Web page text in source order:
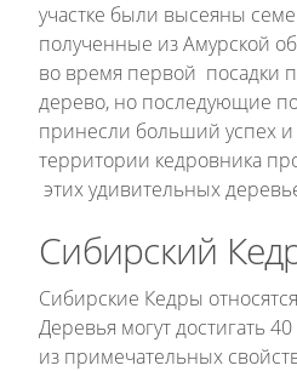
участке были высеяны
полученные из Амурской
во время первой посадки
дерево, но последующие
принесли больший успех и
территории кедровника
этих удивительных
Сибирский
Сибирские Кедры
Деревья могут достигать
из примечательных